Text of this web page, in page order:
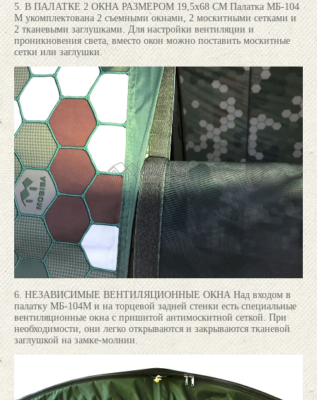
5. В ПАЛАТКЕ 2 ОКНА РАЗМЕРОМ 19,5х68 СМ Палатка МБ-104
М укомплектована 2 съемными окнами, 2 москитными сетками и
2 тканевыми заглушками. Для настройки вентиляции и
проникновения света, вместо окон можно поставить москитные
сетки или заглушки.
6. НЕЗАВИСИМЫЕ ВЕНТИЛЯЦИОННЫЕ ОКНА Над входом в
палатку МБ-104М и на торцевой задней стенки есть специальные
вентиляционные окна с пришитой антимоскитной сеткой. При
необходимости, они легко открываются и закрываются тканевой
заглушкой на замке-молнии.